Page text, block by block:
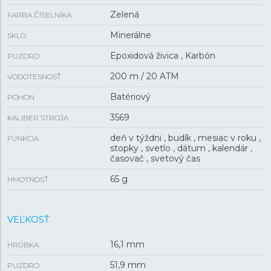
FARBA ČÍSELNÍKA Zelená
SKLO Minerálne
PUZDRO Epoxidová živica , Karbón
VODOTESNOSŤ 200 m / 20 ATM
POHON Batériový
KALIBER STROJA 3569
FUNKCIA
deň v týždni , budík , mesiac v roku ,
stopky , svetlo , dátum , kalendár ,
časovač , svetový čas
HMOTNOSŤ 65 g
VEĽKOSŤ
HRÚBKA 16,1 mm
PUZDRO 51,9 mm